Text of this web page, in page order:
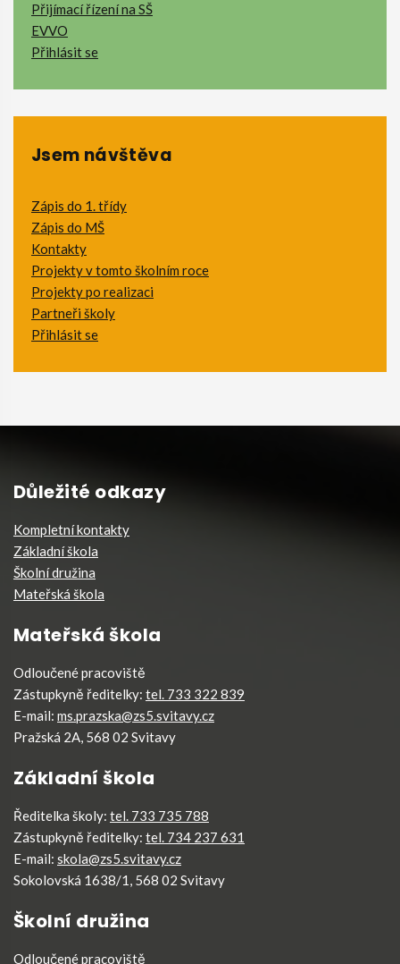
Přijímací řízení na SŠ
EVVO
Přihlásit se
Jsem návštěva
Zápis do 1. třídy
Zápis do MŠ
Kontakty
Projekty v tomto školním roce
Projekty po realizaci
Partneři školy
Přihlásit se
Důležité odkazy
Kompletní kontakty
Základní škola
Školní družina
Mateřská škola
Mateřská škola
Odloučené pracoviště
Zástupkyně ředitelky: tel. 733 322 839
E-mail: ms.prazska@zs5.svitavy.cz
Pražská 2A, 568 02 Svitavy
Základní škola
Ředitelka školy: tel. 733 735 788
Zástupkyně ředitelky: tel. 734 237 631
E-mail: skola@zs5.svitavy.cz
Sokolovská 1638/1, 568 02 Svitavy
Školní družina
Odloučené pracoviště